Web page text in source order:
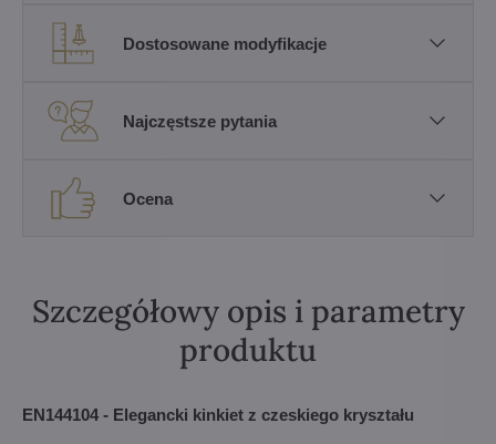
Dostosowane modyfikacje
Najczęstsze pytania
Ocena
Szczegółowy opis i parametry
produktu
EN144104 - Elegancki kinkiet z czeskiego kryształu